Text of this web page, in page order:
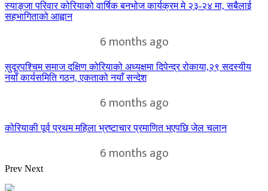
स्याङ्जा परिवार कोरियाको वार्षिक बनभोज कार्यक्रम मे २३-२४ मा, सबैलाई
सहभागिताको आह्वान
6 months ago
सुदूरपश्चिम समाज दक्षिण कोरियाको अध्यक्षमा दिपेन्द्र रोकाया,२९ सदस्यीय
नयाँ कार्यसमिति गठन, एकताको नयाँ सन्देश
6 months ago
कोरियाकी पूर्व प्रथम महिला भ्रष्टाचार प्रमाणित भएपछि जेल चलान
6 months ago
Prev Next